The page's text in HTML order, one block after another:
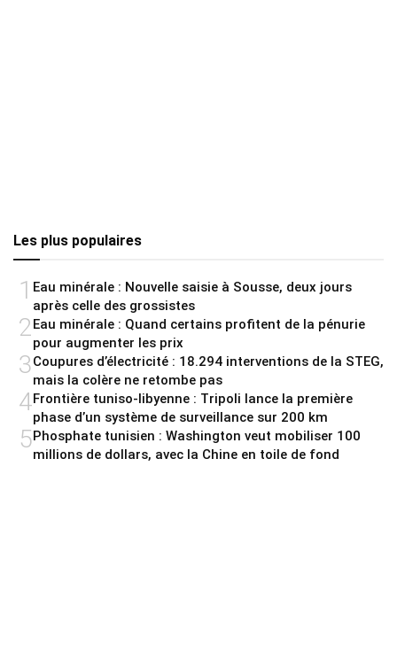
Les plus populaires
1 Eau minérale : Nouvelle saisie à Sousse, deux jours
après celle des grossistes
2Eau minérale : Quand certains profitent de la pénurie
pour augmenter les prix
3Coupures d’électricité : 18.294 interventions de la STEG,
mais la colère ne retombe pas
4Frontière tuniso-libyenne : Tripoli lance la première
phase d’un système de surveillance sur 200 km
5Phosphate tunisien : Washington veut mobiliser 100
millions de dollars, avec la Chine en toile de fond